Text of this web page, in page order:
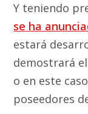
Y teniendo
se ha
estará
demostrará
o en este
poseedores